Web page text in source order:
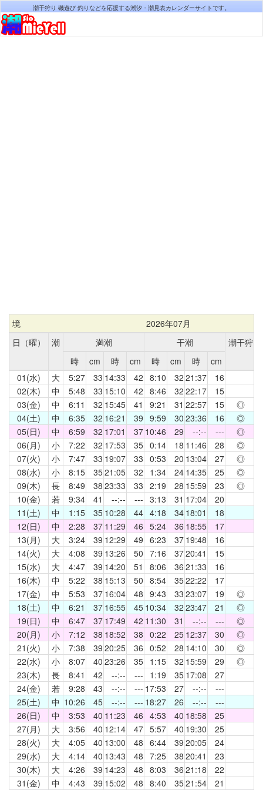
潮干狩り 磯遊び 釣りなどを応援する潮汐・潮見表カレンダーサイトです。
境
2026年07月
日（曜）
潮 満潮 干潮 潮干狩
時
cm 時 cm 時 cm 時
cm
01(水)
大 5:27 33 14:33 42 8:10 32 21:37 16
02(木)
中 5:48 33 15:10 42 8:46 32 22:17 15
03(金)
中 6:11 32 15:45 41 9:21 31 22:57 15 ◎
04(土)
中 6:35 32 16:21 39 9:59 30 23:36 16 ◎
05(日)
中 6:59 32 17:01 37 10:46 29 --:-- --- ◎
06(月)
小 7:22 32 17:53 35 0:14 18 11:46 28 ◎
07(火)
小 7:47 33 19:07 33 0:53 20 13:04 27 ◎
08(水)
小 8:15 3521:05 32 1:34 24 14:35 25 ◎
09(木)
長 8:49 38 23:33 33 2:19 28 15:59 23 ◎
10(金)
若 9:34 41 --:-- --- 3:13 31 17:04 20
11(土)
中 1:15 35 10:28 44 4:18 34 18:01 18
12(日)
中 2:28 37 11:29 46 5:24 36 18:55 17
13(月)
大 3:24 39 12:29 49 6:23 37 19:48 16
14(火)
大 4:08 39 13:26 50 7:16 3720:41 15
15(水)
大 4:47 39 14:20 51 8:06 36 21:33 16
16(木)
中 5:22 38 15:13 50 8:54 3522:22 17
17(金)
中 5:53 37 16:04 48 9:43 33 23:07 19 ◎
18(土)
中 6:21 37 16:55 45 10:34 32 23:47 21 ◎
19(日)
中 6:47 37 17:49 42 11:30 31 --:-- --- ◎
20(月)
小 7:12 38 18:52 38 0:22 25 12:37 30 ◎
21(火)
小 7:38 39 20:25 36 0:52 28 14:10 30 ◎
22(水)
小 8:07 40 23:26 35 1:15 32 15:59 29 ◎
23(木)
長 8:41 42 --:-- --- 1:19 35 17:08 27
24(金)
若 9:28 43 --:-- --- 17:53 27 --:-- ---
25(土)
中 10:26 45 --:-- --- 18:27 26 --:-- ---
26(日)
中 3:53 40 11:23 46 4:53 40 18:58 25
27(月)
大 3:56 40 12:14 47 5:57 40 19:30 25
28(火)
大 4:05 40 13:00 48 6:44 39 20:05 24
29(水)
大 4:14 40 13:43 48 7:25 38 20:41 23
30(木)
大 4:26 39 14:23 48 8:03 36 21:18 22
31(金)
中 4:43 39 15:02 48 8:40 3521:54 21